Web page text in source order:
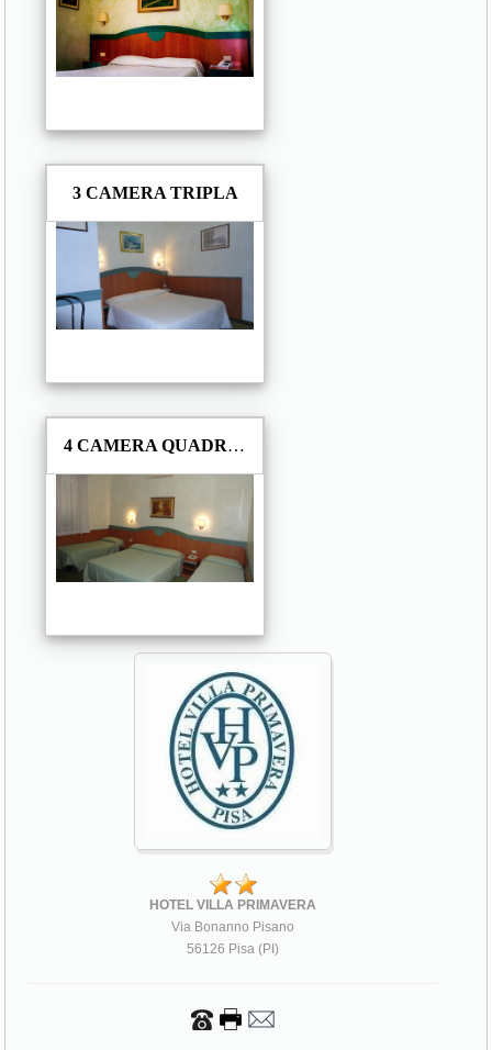
3 CAMERA TRIPLA
4 CAMERA QUADRUPLA
HOTEL VILLA PRIMAVERA
Via Bonanno Pisano
56126 Pisa (PI)